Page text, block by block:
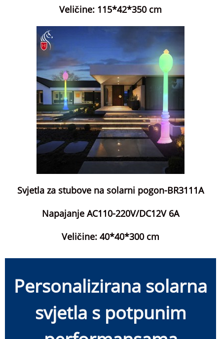
Veličine: 115*42*350 cm
Svjetla za stubove na solarni pogon-BR3111A
Napajanje AC110-220V/DC12V 6A
Veličine: 40*40*300 cm
Personalizirana solarna
svjetla s potpunim